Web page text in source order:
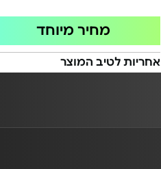
מחיר מיוחד
אחריות לטיב המוצר